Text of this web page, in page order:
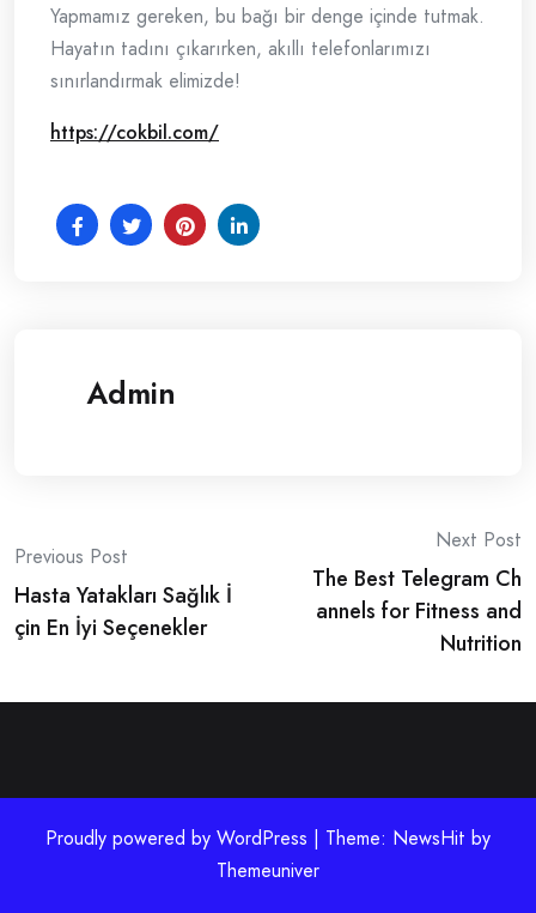
Yapmamız gereken, bu bağı bir denge içinde tutmak.
Hayatın tadını çıkarırken, akıllı telefonlarımızı
sınırlandırmak elimizde!
https://cokbil.com/
Admin
Post
navigation
Previous Post
Hasta Yatakları Sağlık İ
çin En İyi Seçenekler
Next Post
The Best Telegram Ch
annels for Fitness and
Nutrition
Proudly powered by WordPress | Theme: NewsHit by
Themeuniver